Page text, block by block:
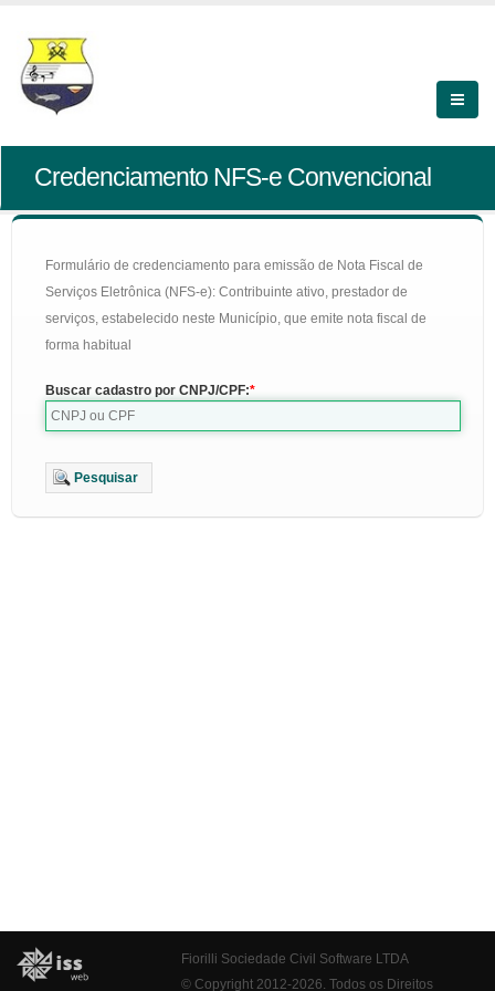
Credenciamento NFS-e Convencional
Formulário de credenciamento para emissão de Nota Fiscal de
Serviços Eletrônica (NFS-e): Contribuinte ativo, prestador de
serviços, estabelecido neste Município, que emite nota fiscal de
forma habitual
Buscar cadastro por CNPJ/CPF:
Pesquisar
Fiorilli Sociedade Civil Software LTDA
© Copyright 2012-2026. Todos os Direitos